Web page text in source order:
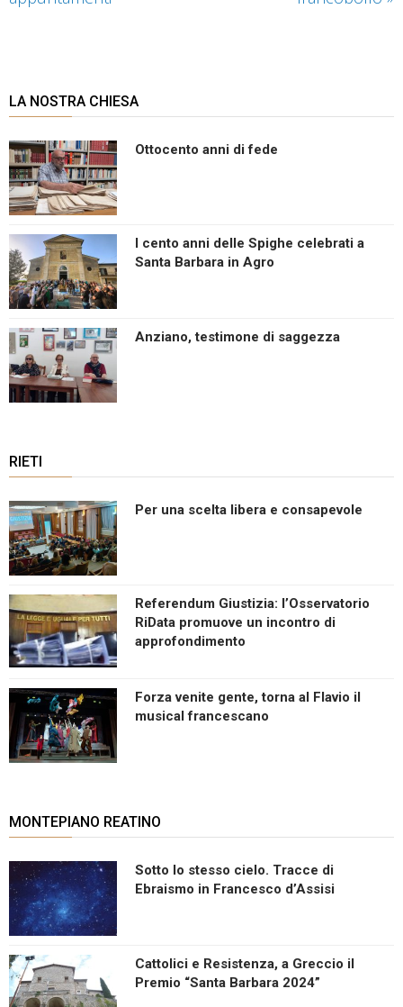
LA NOSTRA CHIESA
Ottocento anni di fede
I cento anni delle Spighe celebrati a
Santa Barbara in Agro
Anziano, testimone di saggezza
RIETI
Per una scelta libera e consapevole
Referendum Giustizia: l’Osservatorio
RiData promuove un incontro di
approfondimento
Forza venite gente, torna al Flavio il
musical francescano
MONTEPIANO REATINO
Sotto lo stesso cielo. Tracce di
Ebraismo in Francesco d’Assisi
Cattolici e Resistenza, a Greccio il
Premio “Santa Barbara 2024”